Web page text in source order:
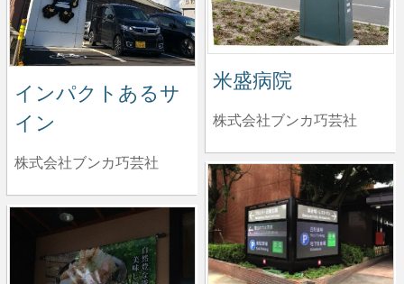
米盛病院
株式会社ブンカ巧芸社
インパクトあるサ
イン
株式会社ブンカ巧芸社